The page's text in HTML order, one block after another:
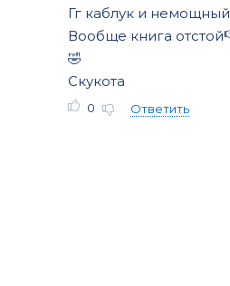
Гг каблук и немощный
Вообще книга
🤣
Скукота
0 Ответить